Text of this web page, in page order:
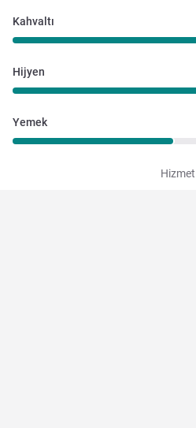
Kahvaltı
Hijyen
Yemek
Hizmet